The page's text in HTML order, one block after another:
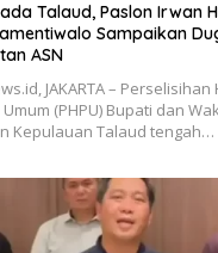
Talaud, Paslon Irwan
Sampaikan
ASN
JAKARTA – Perselisihan
(PHPU) Bupati dan
Kepulauan Talaud tengah…